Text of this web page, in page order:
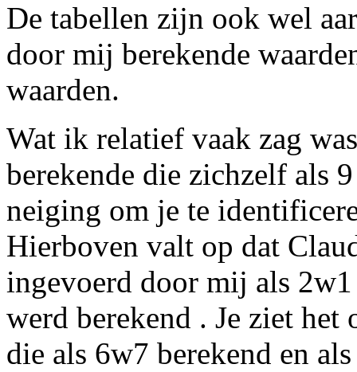
De tabellen zijn ook wel
door mij berekende
waarden.
Wat ik relatief vaak zag
berekende die zichzelf als
neiging om je te
Hierboven valt op dat
ingevoerd door mij als
werd berekend . Je ziet
die als 6w7 berekend en